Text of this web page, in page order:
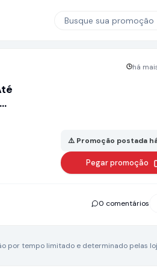
Busque sua promoção
há
⚠️ Promoção postada
Pegar promoção
0 comentários
por tempo limitado e determinado pelas